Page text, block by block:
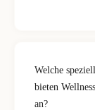
Welche
bieten
an?